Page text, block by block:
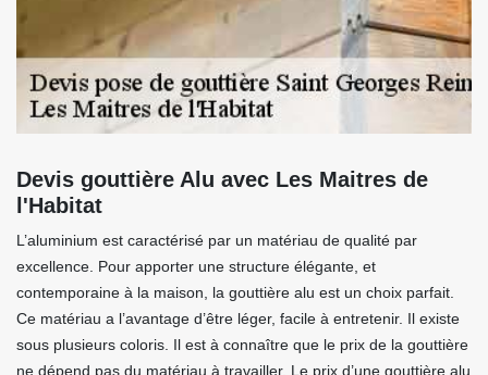
Devis gouttière Alu avec Les Maitres de
l'Habitat
L’aluminium est caractérisé par un matériau de qualité par
excellence. Pour apporter une structure élégante, et
contemporaine à la maison, la gouttière alu est un choix parfait.
Ce matériau a l’avantage d’être léger, facile à entretenir. Il existe
sous plusieurs coloris. Il est à connaître que le prix de la gouttière
ne dépend pas du matériau à travailler. Le prix d’une gouttière alu